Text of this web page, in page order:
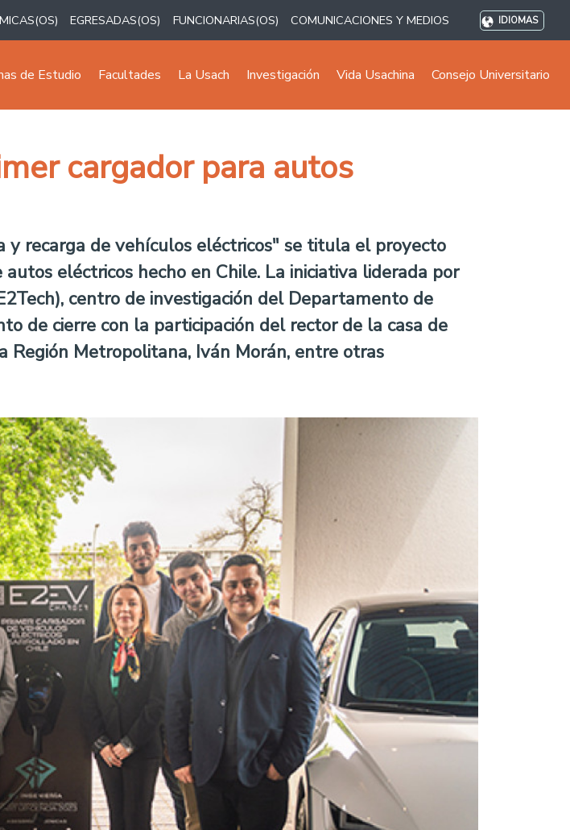
EGRESADAS(OS) FUNCIONARIAS(OS) COMUNICACIONES Y MEDIOS IDIOMAS
de Estudio Facultades La Usach Investigación Vida Usachina Consejo Universitario
cargador para autos
recarga de vehículos eléctricos" se titula el proyecto
eléctricos hecho en Chile. La iniciativa liderada por
centro de investigación del Departamento de
de cierre con la participación del rector de la casa de
Región Metropolitana, Iván Morán, entre otras